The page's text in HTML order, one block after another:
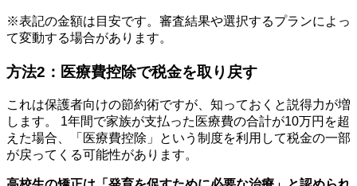
※表記の金額は目安です。審査結果や選択するプランによっ
て変動する場合があります。
方法2：医療費控除で税金を取り戻す
これは保護者向けの節約術ですが、知っておくと説得力が増
します。 1年間で家族が支払った医療費の合計が10万円を超
えた場合、「医療費控除」という制度を利用して税金の一部
が戻ってくる可能性があります。